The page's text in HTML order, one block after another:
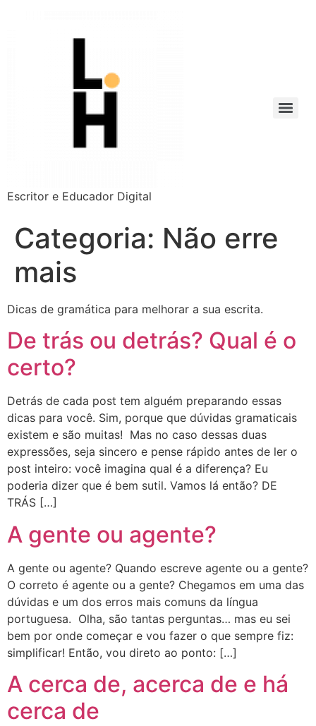
Escritor e Educador Digital
Categoria: Não erre
mais
Dicas de gramática para melhorar a sua escrita.
De trás ou detrás? Qual é o
certo?
Detrás de cada post tem alguém preparando essas
dicas para você. Sim, porque que dúvidas gramaticais
existem e são muitas! Mas no caso dessas duas
expressões, seja sincero e pense rápido antes de ler o
post inteiro: você imagina qual é a diferença? Eu
poderia dizer que é bem sutil. Vamos lá então? DE
TRÁS […]
A gente ou agente?
A gente ou agente? Quando escreve agente ou a gente?
O correto é agente ou a gente? Chegamos em uma das
dúvidas e um dos erros mais comuns da língua
portuguesa. Olha, são tantas perguntas… mas eu sei
bem por onde começar e vou fazer o que sempre fiz:
simplificar! Então, vou direto ao ponto: […]
A cerca de, acerca de e há
cerca de